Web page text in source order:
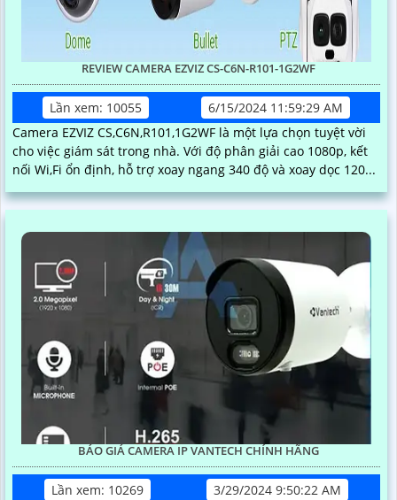
REVIEW CAMERA EZVIZ CS-C6N-R101-1G2WF
Lần xem: 10055
6/15/2024 11:59:29 AM
Camera EZVIZ CS,C6N,R101,1G2WF là một lựa chọn tuyệt vời
cho việc giám sát trong nhà. Với độ phân giải cao 1080p, kết
nối Wi,Fi ổn định, hỗ trợ xoay ngang 340 độ và xoay dọc 120...
BÁO GIÁ CAMERA IP VANTECH CHÍNH HÃNG
Lần xem: 10269
3/29/2024 9:50:22 AM